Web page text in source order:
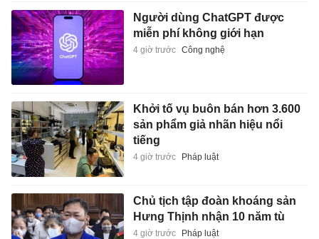
Người dùng ChatGPT được
miễn phí không giới hạn
4 giờ trước Công nghệ
Khởi tố vụ buôn bán hơn 3.600
sản phẩm giả nhãn hiệu nổi
tiếng
4 giờ trước Pháp luật
Chủ tịch tập đoàn khoáng sản
Hưng Thịnh nhận 10 năm tù
4 giờ trước Pháp luật